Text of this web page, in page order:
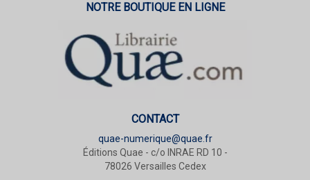
NOTRE BOUTIQUE EN LIGNE
CONTACT
quae-numerique@quae.fr
Éditions Quae - c/o INRAE RD 10 -
78026 Versailles Cedex